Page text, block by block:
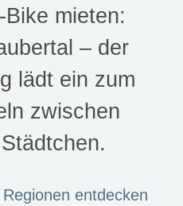
mieten:
– der
lädt ein zum
zwischen
entdecken